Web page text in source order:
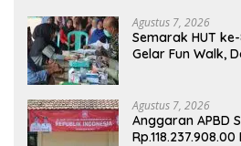
Agustus 7, 2026
Semarak HUT
Gelar Fun Walk,
Agustus 7, 2026
Anggaran APBD